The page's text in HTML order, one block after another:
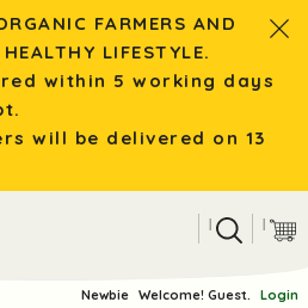
FARMERS AND
LIFESTYLE.
within 5 working days
will be delivered on 13
| |
Newbie Welcome! Guest. Login